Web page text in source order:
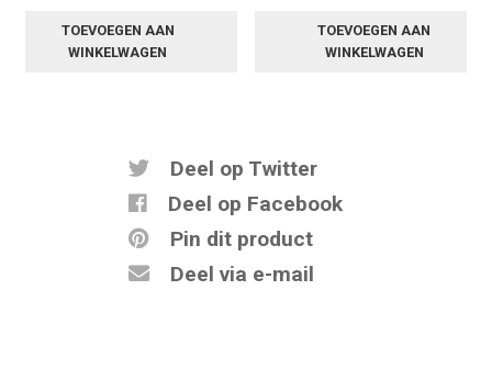
TOEVOEGEN AAN
WINKELWAGEN
TOEVOEGEN AAN
WINKELWAGEN
Deel op Twitter
Deel op Facebook
Pin dit product
Deel via e-mail